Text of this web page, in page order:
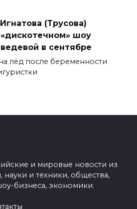
(Трусова)
шоу
в сентябре
лёд после беременности
и мировые новости из
науки и техники, общества,
бизнеса, экономики.